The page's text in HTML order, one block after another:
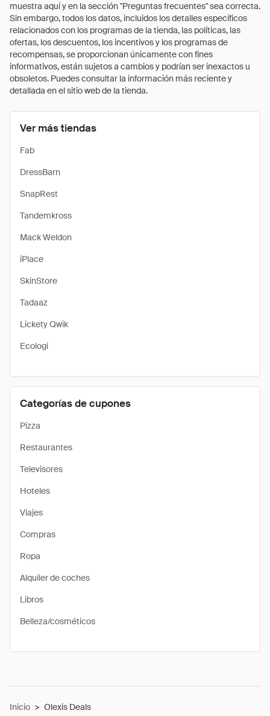
muestra aquí y en la sección "Preguntas frecuentes" sea correcta.
Sin embargo, todos los datos, incluidos los detalles específicos
relacionados con los programas de la tienda, las políticas, las
ofertas, los descuentos, los incentivos y los programas de
recompensas, se proporcionan únicamente con fines
informativos, están sujetos a cambios y podrían ser inexactos u
obsoletos. Puedes consultar la información más reciente y
detallada en el sitio web de la tienda.
Ver más tiendas
Fab
DressBarn
SnapRest
Tandemkross
Mack Weldon
iPlace
SkinStore
Tadaaz
Lickety Qwik
Ecologi
Categorías de cupones
Pizza
Restaurantes
Televisores
Hoteles
Viajes
Compras
Ropa
Alquiler de coches
Libros
Belleza/cosméticos
Inicio > Olexis Deals